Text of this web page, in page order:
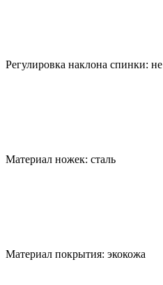
Регулировка наклона спинки: не
Материал ножек: сталь
Материал покрытия: экокожа